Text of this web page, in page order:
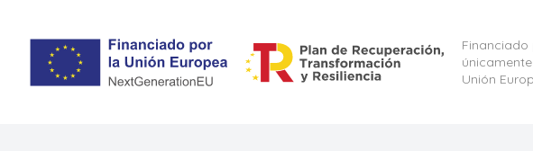
Financiado
Unión